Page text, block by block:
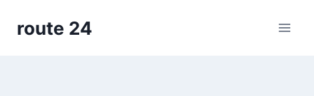
sisältöön
route 24